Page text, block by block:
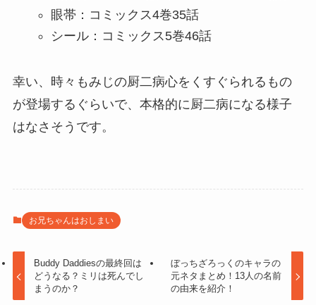
眼帯：コミックス4巻35話
シール：コミックス5巻46話
幸い、時々もみじの厨二病心をくすぐられるもの
が登場するぐらいで、本格的に厨二病になる様子
はなさそうです。
お兄ちゃんはおしまい
Buddy Daddiesの最終回は
どうなる？ミリは死んでし
まうのか？
ぼっちざろっくのキャラの
元ネタまとめ！13人の名前
の由来を紹介！